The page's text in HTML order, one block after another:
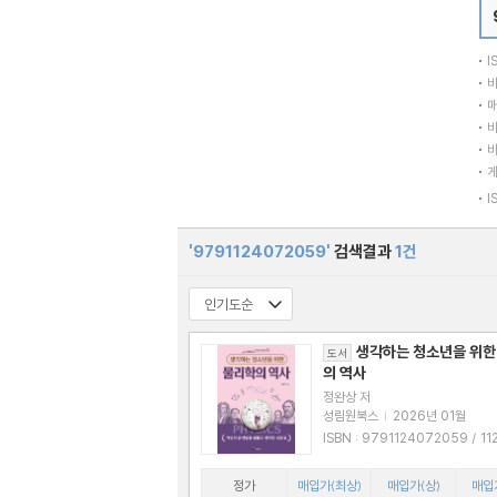
'9791124072059' 검색결과1건
도서
생각하는 청소년을 위
의 역사
정완상 저
성림원북스 | 2026년 01월
ISBN : 9791124072059 / 1124072
정가
매입가(최상) 매입가(상) 매